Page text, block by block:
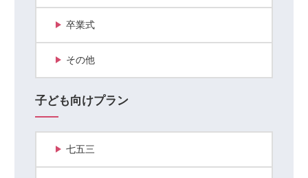
卒業式
その他
子ども向けプラン
七五三